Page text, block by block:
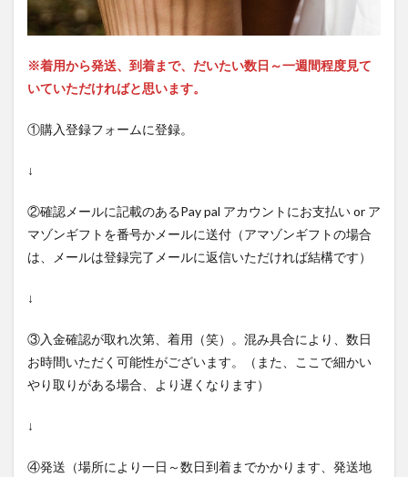
※着用から発送、到着まで、だいたい数日～一週間程度見て
いていただければと思います。
①購入登録フォームに登録。
↓
②確認メールに記載のあるPay pal アカウントにお支払い or ア
マゾンギフトを番号かメールに送付（アマゾンギフトの場合
は、メールは登録完了メールに返信いただければ結構です）
↓
③入金確認が取れ次第、着用（笑）。混み具合により、数日
お時間いただく可能性がございます。（また、ここで細かい
やり取りがある場合、より遅くなります）
↓
④発送（場所により一日～数日到着までかかります、発送地